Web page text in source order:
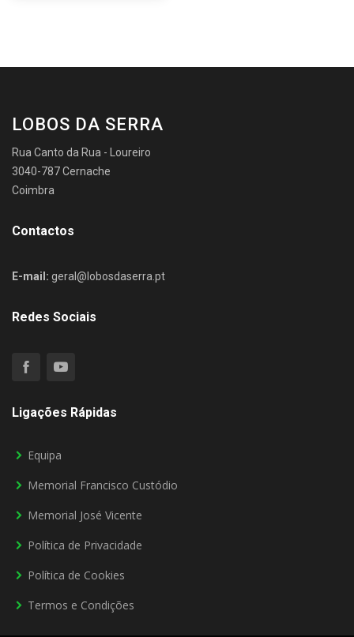
LOBOS DA SERRA
Rua Canto da Rua - Loureiro
3040-787 Cernache
Coimbra
Contactos
E-mail: geral@lobosdaserra.pt
Redes Sociais
Ligações Rápidas
Equipa
Memorial Francisco Custódio
Memorial José Vicente
Política de Privacidade
Política de Cookies
Termos e Condições